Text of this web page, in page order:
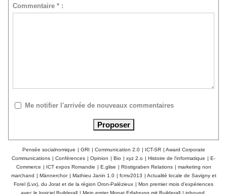
Commentaire * :
Me notifier l'arrivée de nouveaux commentaires
Pensée socialnomique | GRI | Communication 2.0 | ICT-SR | Award Corporate
Communications | Conférences | Opinion | Bio | xyz 2.o | Histoire de l'informatique | E-
Commerce | ICT expos Romandie | E.glise | Röstigraben Relations | marketing non
marchand | Männerchor | Mathieu Janin 1.0 | fcmv2013 | Actualité locale de Savigny et
Forel (Lvx), du Jorat et de la région Oron-Palézieux | Mon premier mois d'expériences
avec le logiciel Builderall | Mein erster Monat Erfahrung mit Builderall | inbound,